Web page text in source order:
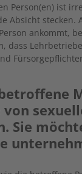
Person(en) ist
Absicht stecken.
ankommt,
dass
Sie